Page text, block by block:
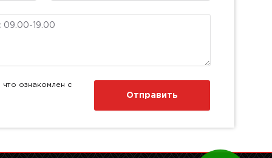
ознакомлен с
Отправить